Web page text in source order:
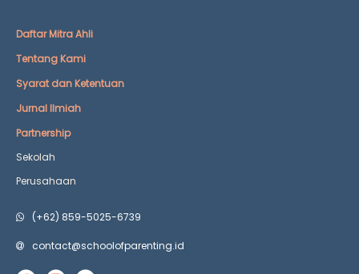
Daftar Mitra Ahli
Tentang Kami
Syarat dan Ketentuan
Jurnal Ilmiah
Partnership
Sekolah
Perusahaan
(+62) 859-5025-6739
contact@schoolofparenting.id